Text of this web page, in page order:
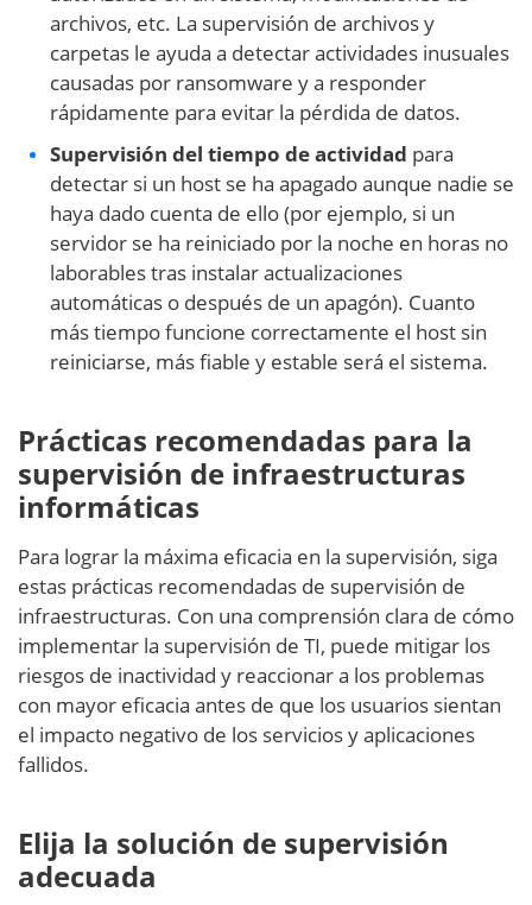
archivos, etc. La supervisión de archivos y
carpetas le ayuda a detectar actividades inusuales
causadas por ransomware y a responder
rápidamente para evitar la pérdida de datos.
Supervisión del tiempo de actividad para
detectar si un host se ha apagado aunque nadie se
haya dado cuenta de ello (por ejemplo, si un
servidor se ha reiniciado por la noche en horas no
laborables tras instalar actualizaciones
automáticas o después de un apagón). Cuanto
más tiempo funcione correctamente el host sin
reiniciarse, más fiable y estable será el sistema.
Prácticas recomendadas para la
supervisión de infraestructuras
informáticas
Para lograr la máxima eficacia en la supervisión, siga
estas prácticas recomendadas de supervisión de
infraestructuras. Con una comprensión clara de cómo
implementar la supervisión de TI, puede mitigar los
riesgos de inactividad y reaccionar a los problemas
con mayor eficacia antes de que los usuarios sientan
el impacto negativo de los servicios y aplicaciones
fallidos.
Elija la solución de supervisión
adecuada